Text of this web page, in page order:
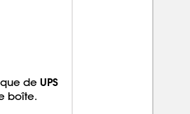
de UPS
boîte.